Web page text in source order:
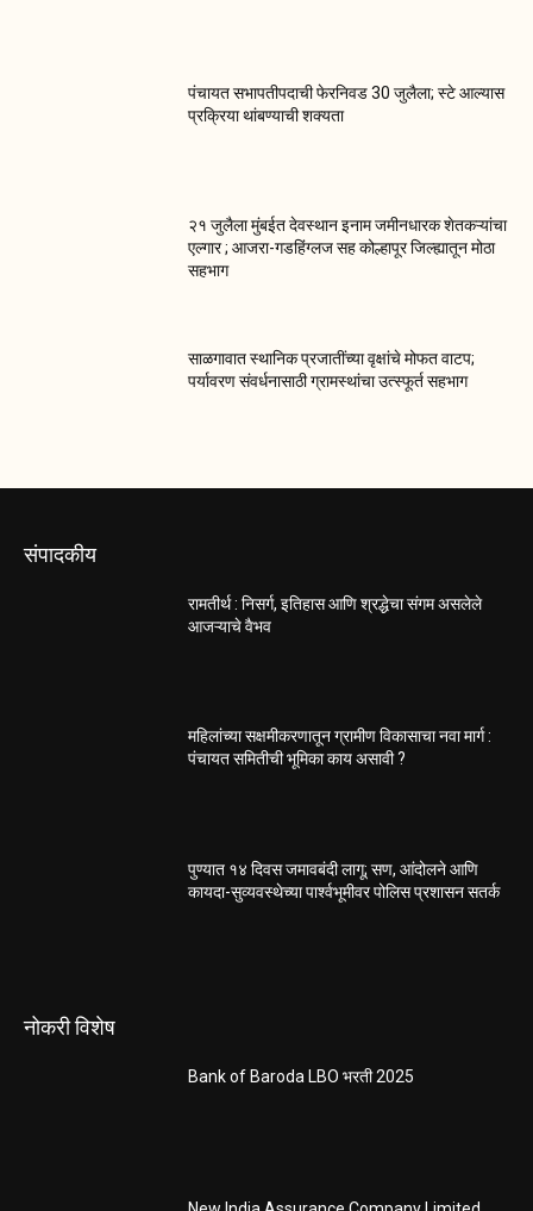
पंचायत सभापतीपदाची फेरनिवड 30 जुलैला; स्टे आल्यास
प्रक्रिया थांबण्याची शक्यता
२१ जुलैला मुंबईत देवस्थान इनाम जमीनधारक शेतकऱ्यांचा
एल्गार ; आजरा-गडहिंग्लज सह कोल्हापूर जिल्ह्यातून मोठा
सहभाग
साळगावात स्थानिक प्रजातींच्या वृक्षांचे मोफत वाटप;
पर्यावरण संवर्धनासाठी ग्रामस्थांचा उत्स्फूर्त सहभाग
संपादकीय
रामतीर्थ : निसर्ग, इतिहास आणि श्रद्धेचा संगम असलेले
आजऱ्याचे वैभव
महिलांच्या सक्षमीकरणातून ग्रामीण विकासाचा नवा मार्ग :
पंचायत समितीची भूमिका काय असावी ?
पुण्यात १४ दिवस जमावबंदी लागू; सण, आंदोलने आणि
कायदा-सुव्यवस्थेच्या पार्श्वभूमीवर पोलिस प्रशासन सतर्क
नोकरी विशेष
Bank of Baroda LBO भरती 2025